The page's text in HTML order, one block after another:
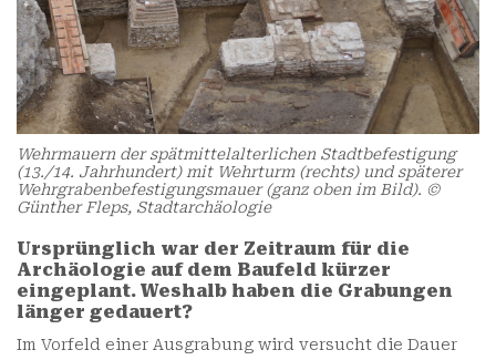
Wehrmauern der spätmittelalterlichen Stadtbefestigung
(13./14. Jahrhundert) mit Wehrturm (rechts) und späterer
Wehrgrabenbefestigungsmauer (ganz oben im Bild). ©
Günther Fleps, Stadtarchäologie
Ursprünglich war der Zeitraum für die
Archäologie auf dem Baufeld kürzer
eingeplant. Weshalb haben die Grabungen
länger gedauert?
Im Vorfeld einer Ausgrabung wird versucht die Dauer